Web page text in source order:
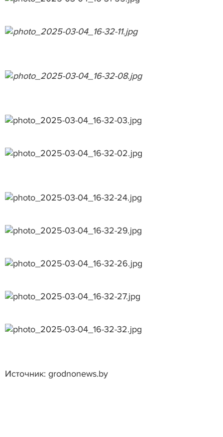
Источник: grodnonews.by